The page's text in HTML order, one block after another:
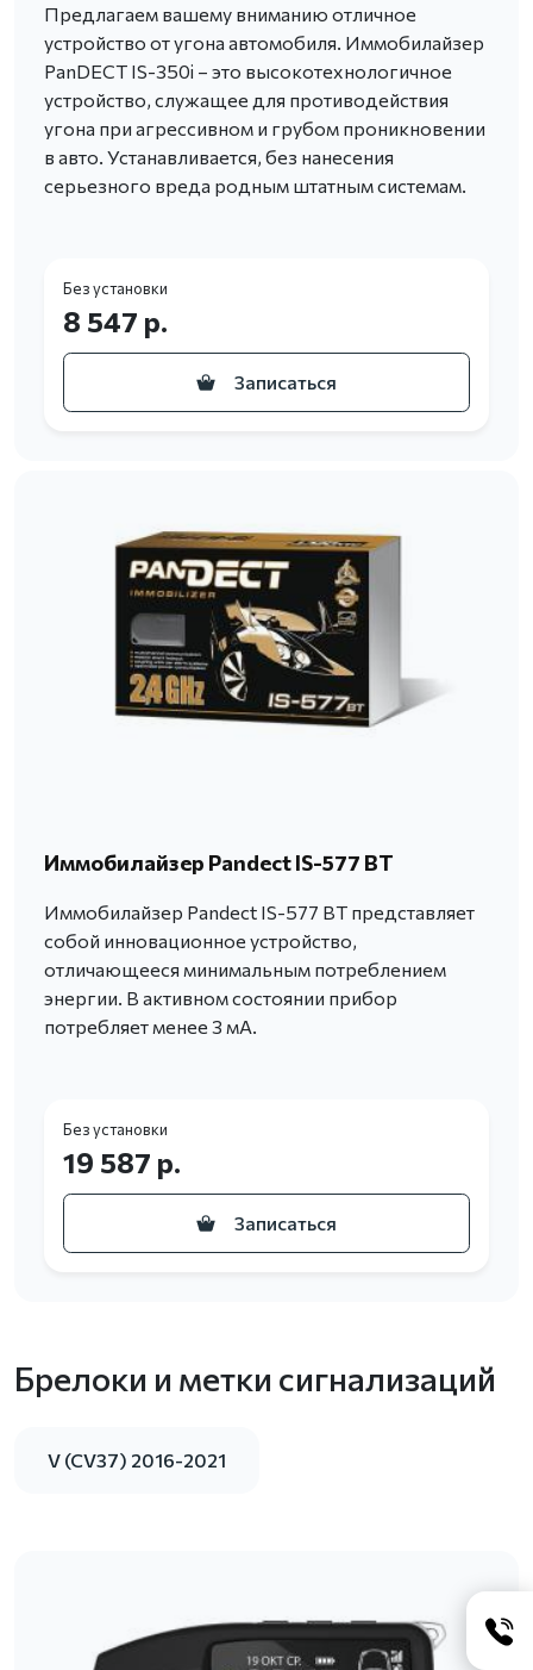
Предлагаем вашему вниманию отличное
устройство от угона автомобиля. Иммобилайзер
PanDECT IS-350i – это высокотехнологичное
устройство, служащее для противодействия
угона при агрессивном и грубом проникновении
в авто. Устанавливается, без нанесения
серьезного вреда родным штатным системам.
Без установки
8 547 р.
Записаться
Иммобилайзер Pandect IS-577 BT
Иммобилайзер Pandect IS-577 BT представляет
собой инновационное устройство,
отличающееся минимальным потреблением
энергии. В активном состоянии прибор
потребляет менее 3 мА.
Без установки
19 587 р.
Записаться
Брелоки и метки сигнализаций
V (CV37) 2016-2021